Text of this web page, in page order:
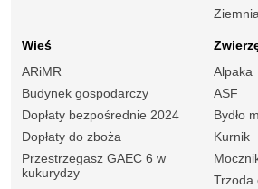
Wieś
ARiMR
Budynek gospodarczy
Dopłaty bezpośrednie 2024
Dopłaty do zboża
Przestrzegasz GAEC 6 w
kukurydzy
Alpaka
ASF
Bydło
Kurnik
Trzoda